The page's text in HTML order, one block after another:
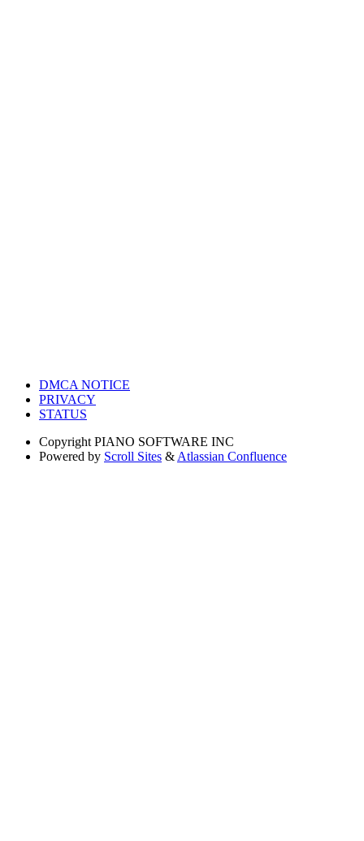
DMCA NOTICE
PRIVACY
STATUS
Copyright PIANO SOFTWARE INC
Powered by Scroll Sites & Atlassian Confluence